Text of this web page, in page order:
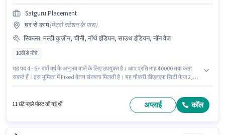
Satguru Placement
घर से काम(मेट्रो स्टेशन के पास)
स्किल्स: मल्टी कुज़ीन, चीनी, नॉर्थ इंडियन, साउथ इंडियन, नॉन वेज
10वीं से नीचे
यह पद 4 - 6+ वर्षो वर्ष के अनुभव वाले के लिए उपयुक्त है। आप प्रति माह ₹40000 तक कमा
सकते हैं। इस भूमिका में Fixed वेतन संरचना मिलती है। यह नौकरी डीएलएफ सिटी फेज 2,
उम्मीदवार के पास चीनी, मल्टी कुज़ीन, नॉन वेज, नॉर्थ इंडियन, साउथ इंडियन होना अनिवार्य
11 घंटे पहले पोस्ट की गई थी अप्लाई कॉल